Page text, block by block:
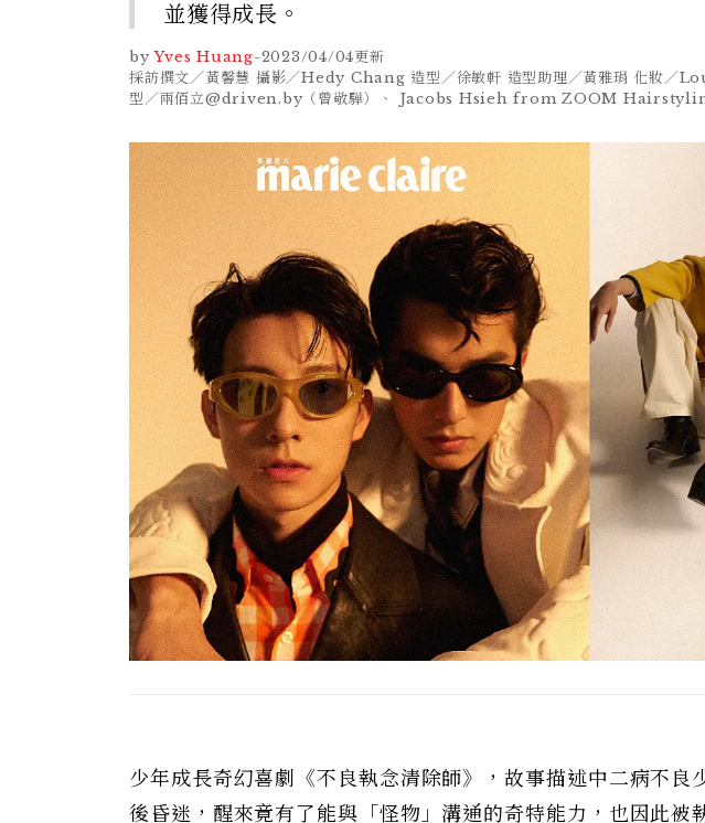
並獲得成長。
by Yves Huang-2023/04/04更新
採訪撰文／黃馨慧 攝影／Hedy Chang 造型／徐敏軒 造型助理／黃雅琄 化妝
型／兩佰立@driven.by（曾敬驊）、 Jacobs Hsieh from ZOOM Hairstyling
少年成長奇幻喜劇《不良執念清除師》，故事描述中二病不良
後昏迷，醒來竟有了能與「怪物」溝通的奇特能力，也因此被